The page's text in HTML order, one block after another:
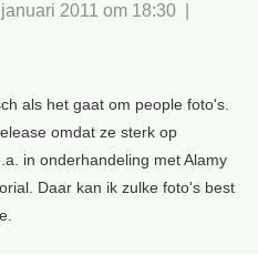
2011 om 18:30 |
als het gaat om people foto's.
omdat ze sterk op
in onderhandeling met Alamy
Daar kan ik zulke foto's best